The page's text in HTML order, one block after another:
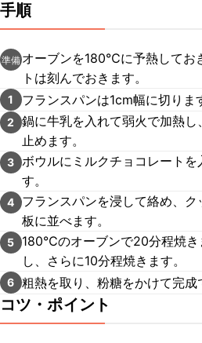
手順
準備 オーブンを180℃に予熱してお
トは刻んでおきます。
1 フランスパンは1cm幅に切りま
2
鍋に牛乳を入れて弱火で加熱
止めます。
3 ボウルにミルクチョコレート
す。
4
フランスパンを浸して絡め、
板に並べます。
5
180℃のオーブンで20分程焼き
し、さらに10分程焼きます。
6 粗熱を取り、粉糖をかけて完成
コツ・ポイント